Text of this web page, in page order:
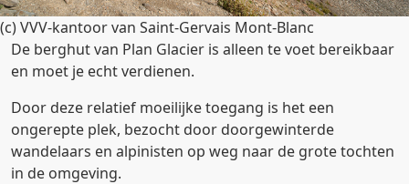
(c) VVV-kantoor van Saint-Gervais Mont-Blanc
De berghut van Plan Glacier is alleen te voet bereikbaar
en moet je echt verdienen.
Door deze relatief moeilijke toegang is het een
ongerepte plek, bezocht door doorgewinterde
wandelaars en alpinisten op weg naar de grote tochten
in de omgeving.